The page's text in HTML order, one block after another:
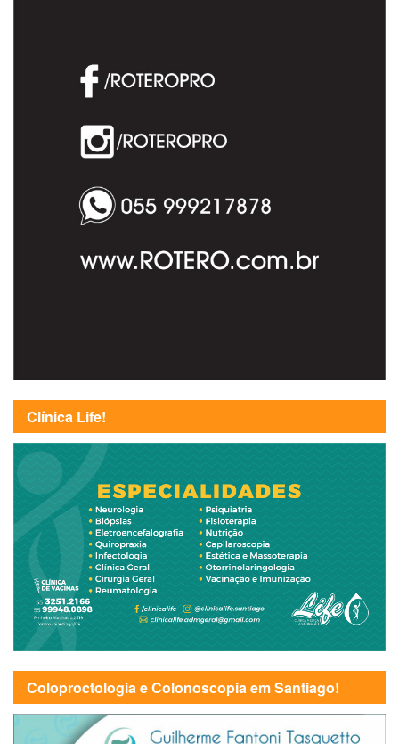
Clínica Life!
Coloproctologia e Colonoscopia em Santiago!